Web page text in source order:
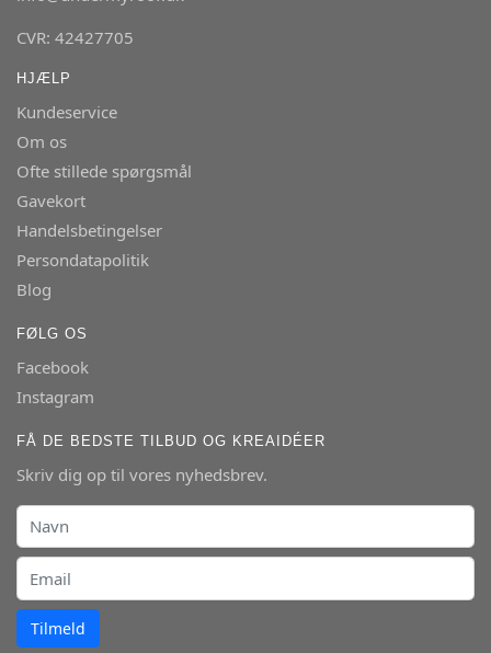
CVR: 42427705
HJÆLP
Kundeservice
Om os
Ofte stillede spørgsmål
Gavekort
Handelsbetingelser
Persondatapolitik
Blog
FØLG OS
Facebook
Instagram
FÅ DE BEDSTE TILBUD OG KREAIDÉER
Skriv dig op til vores nyhedsbrev.
Tilmeld